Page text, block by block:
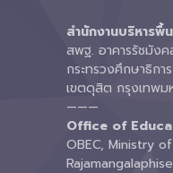
สำนักงานบริหารพื้
สพฐ. อาคารรัชมัง
กระทรวงศึกษาธิกา
เขตดุสิต กรุงเทพม
———
Office of
OBEC, Ministry